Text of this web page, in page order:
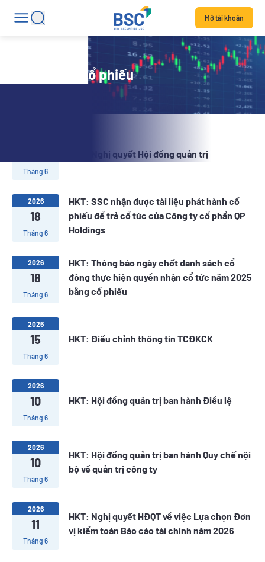
Mở tài khoản
Tin tức mã cổ phiếu
Tháng 6
HKT: Nghị quyết Hội đồng quản trị
2026
18
Tháng 6
HKT: SSC nhận được tài liệu phát hành cổ
phiếu để trả cổ tức của Công ty cổ phần QP
Holdings
2026
18
Tháng 6
HKT: Thông báo ngày chốt danh sách cổ
đông thực hiện quyền nhận cổ tức năm 2025
bằng cổ phiếu
2026
15
Tháng 6
HKT: Điều chỉnh thông tin TCĐKCK
2026
10
Tháng 6
HKT: Hội đồng quản trị ban hành Điều lệ
2026
10
Tháng 6
HKT: Hội đồng quản trị ban hành Quy chế nội
bộ về quản trị công ty
2026
11
Tháng 6
HKT: Nghị quyết HĐQT về việc Lựa chọn Đơn
vị kiểm toán Báo cáo tài chính năm 2026